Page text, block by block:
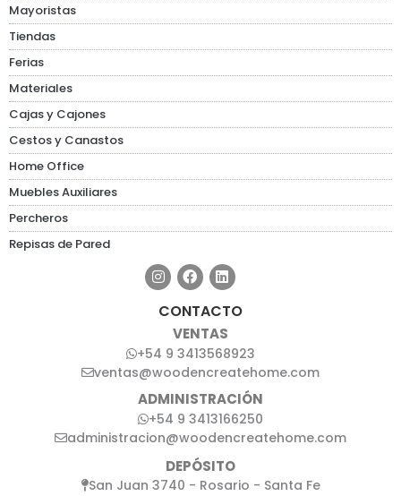
Mayoristas
Tiendas
Ferias
Materiales
Cajas y Cajones
Cestos y Canastos
Home Office
Muebles Auxiliares
Percheros
Repisas de Pared
CONTACTO
VENTAS
+54 9 3413568923
ventas@woodencreatehome.com
ADMINISTRACIÓN
+54 9 3413166250
administracion@woodencreatehome.com
DEPÓSITO
San Juan 3740 - Rosario - Santa Fe